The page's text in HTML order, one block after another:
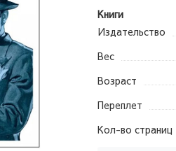
Книги
Издательство
Вес
Возраст
Переплет
Кол-во страниц